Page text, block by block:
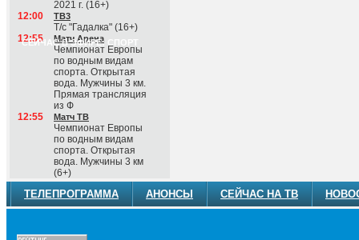
2021 г. (16+)
12:00
ТВ3
Т/с "Гадалка" (16+)
СЕЙЧАС В ЭФИРЕ: СПОРТ
12:55 Матч Арена
Чемпионат Европы
по водным видам
спорта. Открытая
вода. Мужчины 3 км.
Прямая трансляция
из Ф
12:55
Матч ТВ
Чемпионат Европы
по водным видам
спорта. Открытая
вода. Мужчины 3 км
(6+)
ТЕЛЕПРОГРАММА АНОНСЫ СЕЙЧАС НА ТВ